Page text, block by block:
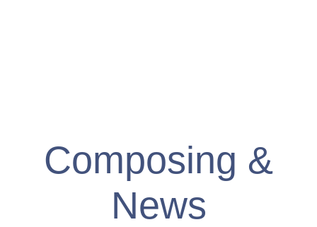
Composing &
News